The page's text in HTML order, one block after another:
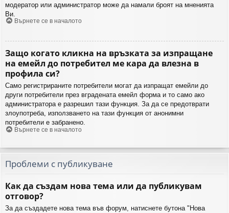
модератор или администратор може да намали броят на мненията
Ви.
Върнете се в началото
Защо когато кликна на връзката за изпращане
на емейл до потребител ме кара да влезна в
профила си?
Само регистрираните потребители могат да изпращат емейли до
други потребители през вградената емейл форма и то само ако
администратора е разрешил тази функция. За да се предотврати
злоупотреба, използването на тази функция от анонимни
потребители е забранено.
Върнете се в началото
Проблеми с публикуване
Как да създам нова тема или да публикувам
отговор?
За да създадете нова тема във форум, натиснете бутона "Нова